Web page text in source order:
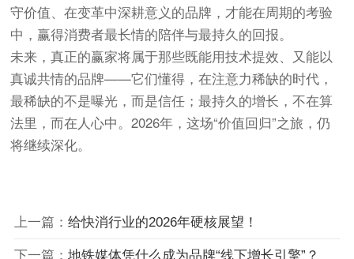
守价值、在变革中深耕意义的品牌，才能在周期的考验
中，赢得消费者最长情的陪伴与最持久的回报。
未来，真正的赢家将属于那些既能用技术提效、又能以
真诚共情的品牌——它们懂得，在注意力稀缺的时代，
最稀缺的不是曝光，而是信任；最持久的增长，不在算
法里，而在人心中。2026年，这场“价值回归”之旅，仍
将继续深化。
上一篇： 给快消行业的2026年硬核展望！
下一篇： 地铁媒体凭什么成为品牌“线下增长引擎”？